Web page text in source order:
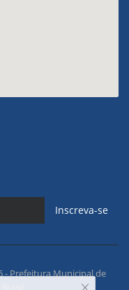
Inscreva-se
- Prefeitura Municipal de